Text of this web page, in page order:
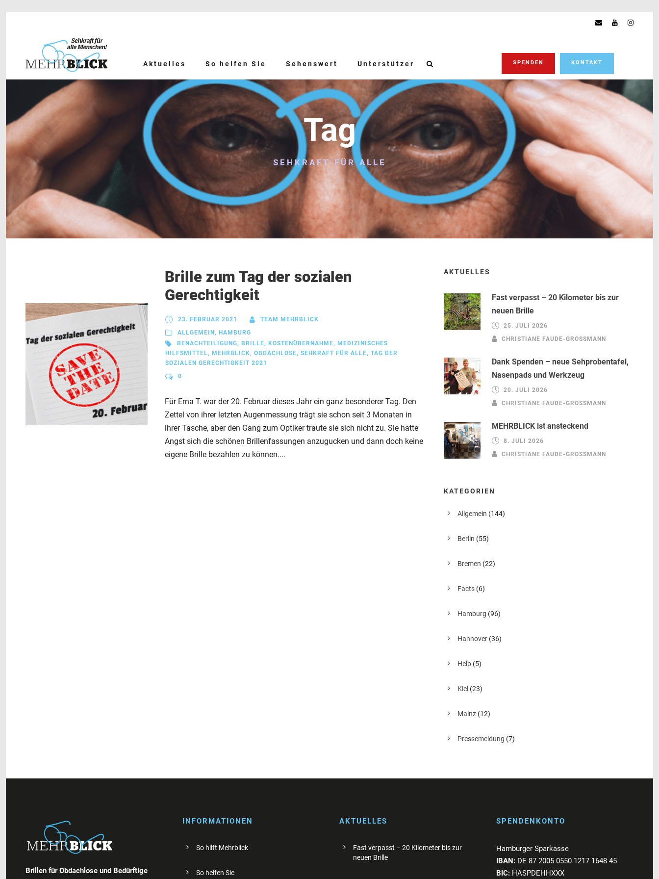
Aktuelles So helfen Sie Sehenswert Unterstützer SPENDEN KONTAKT
Tag
SEHKRAFT FÜR ALLE
Brille zum Tag der sozialen
Gerechtigkeit
23. FEBRUAR 2021
TEAM MEHRBLICK
ALLGEMEIN , HAMBURG
BENACHTEILIGUNG, BRILLE, KOSTENÜBERNAHME, MEDIZINISCHES
HILFSMITTEL, MEHRBLICK, OBDACHLOSE, SEHKRAFT FÜR ALLE, TAG DER
SOZIALEN GERECHTIGKEIT 2021
0
Für Erna T. war der 20. Februar dieses Jahr ein ganz besonderer Tag. Den
Zettel von ihrer letzten Augenmessung trägt sie schon seit 3 Monaten in
ihrer Tasche, aber den Gang zum Optiker traute sie sich nicht zu. Sie hatte
Angst sich die schönen Brillenfassungen anzugucken und dann doch keine
eigene Brille bezahlen zu können....
AKTUELLES
Fast verpasst – 20 Kilometer bis zur
neuen Brille
25. JULI 2026
CHRISTIANE FAUDE-GROSSMANN
Dank Spenden – neue Sehprobentafel,
Nasenpads und Werkzeug
20. JULI 2026
CHRISTIANE FAUDE-GROSSMANN
MEHRBLICK ist ansteckend
8. JULI 2026
CHRISTIANE FAUDE-GROSSMANN
KATEGORIEN
Allgemein (144)
Berlin (55)
Bremen (22)
Facts (6)
Hamburg (96)
Hannover (36)
Help (5)
Kiel (23)
Mainz (12)
Pressemeldung (7)
Brillen für Obdachlose und Bedürftige
INFORMATIONEN
So hilft Mehrblick
So helfen Sie
AKTUELLES
Fast verpasst – 20 Kilometer bis zur
neuen Brille
SPENDENKONTO
Hamburger Sparkasse
IBAN: DE 87 2005 0550 1217 1648 45
BIC: HASPDEHHXXX